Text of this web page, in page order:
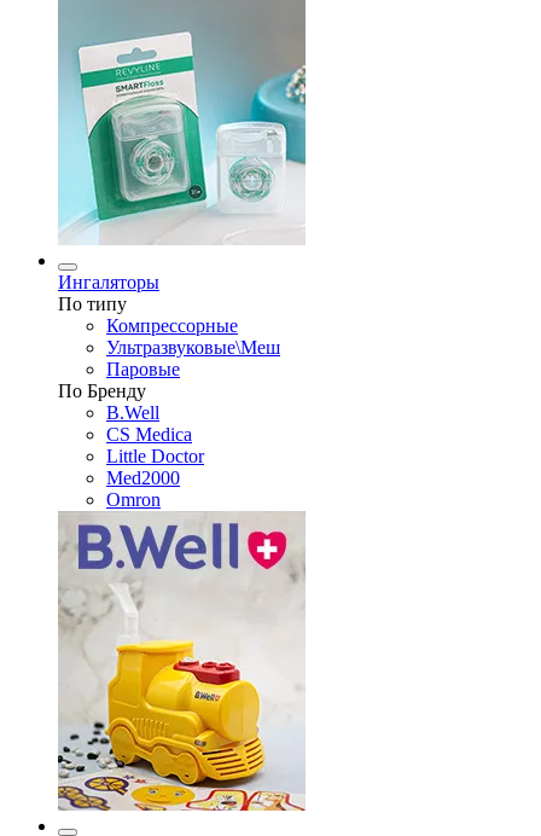
Ингаляторы
По типу
Компрессорные
Ультразвуковые\Меш
Паровые
По Бренду
B.Well
CS Medica
Little Doctor
Med2000
Omron